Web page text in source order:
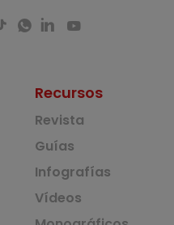
Recursos
Revista
Guías
Infografías
Vídeos